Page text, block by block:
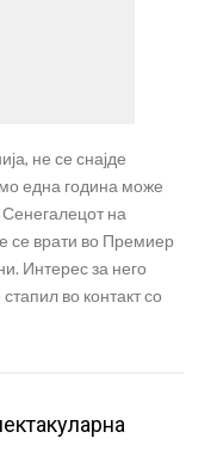
не се снајде
една година може
Сенегалецот на
се врати во Премиер
Интерес за него
во контакт со